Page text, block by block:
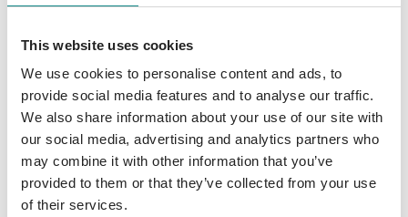
This website uses cookies
We use cookies to personalise content and ads, to
provide social media features and to analyse our traffic.
We also share information about your use of our site with
our social media, advertising and analytics partners who
may combine it with other information that you’ve
provided to them or that they’ve collected from your use
of their services.
Geschichten aus dem Alltag begeistern die
beiden ihre Instagram Follower. Diese Gute
Laune gibt es jetzt für zuhause. In Form eines
Kochbuches mit 33 besonderen Rezepten
für das garantiere Lissi und Chris Gefühl. Von
Herzhaften fränkischen Braten,
Kirschenmännle, Eierlikörtkuchen mit einer